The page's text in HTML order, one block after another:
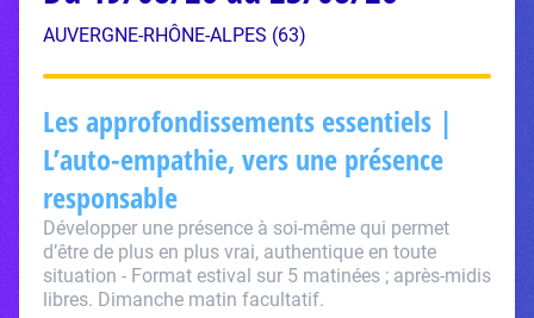
AUVERGNE-RHÔNE-ALPES (63)
Les approfondissements essentiels |
L’auto-empathie, vers une présence
responsable
Développer une présence à soi-même qui permet
d’être de plus en plus vrai, authentique en toute
situation - Format estival sur 5 matinées ; après-midis
libres. Dimanche matin facultatif.